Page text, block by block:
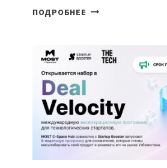
ПОДРОБНЕЕ ОТ
АЛМАТЫ:
КАК
AI
YOUTH
CAMP
ДАЛ
30
ПОДРОСТКАМ